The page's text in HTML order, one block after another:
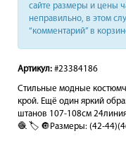
сайте размеры и цены
неправильно, в этом
“комментарий” в
Артикул: #23384186
Стильные модные
крой. Ещё один яркий
штанов 107-108см
🧶 🏷 🔘Размеры: (42-